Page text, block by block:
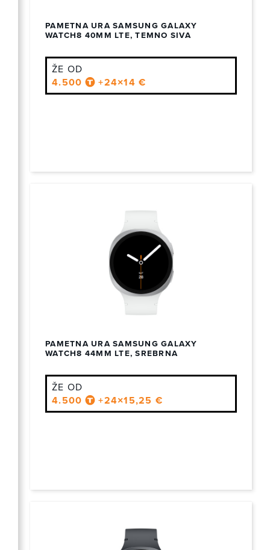
PAMETNA URA SAMSUNG GALAXY
WATCH8 40MM LTE, TEMNO SIVA
ŽE OD
4.500
+24×14 €
PAMETNA URA SAMSUNG GALAXY
WATCH8 44MM LTE, SREBRNA
ŽE OD
4.500
+24×15,25 €